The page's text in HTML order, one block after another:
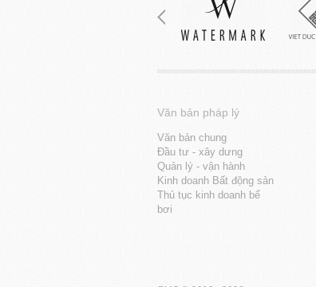
Văn bản pháp lý
Văn bản chung
Đầu tư - xây dưng
Quản lý - vận hành
Kinh doanh Bất động sản
Thủ tục kinh doanh bể
bơi